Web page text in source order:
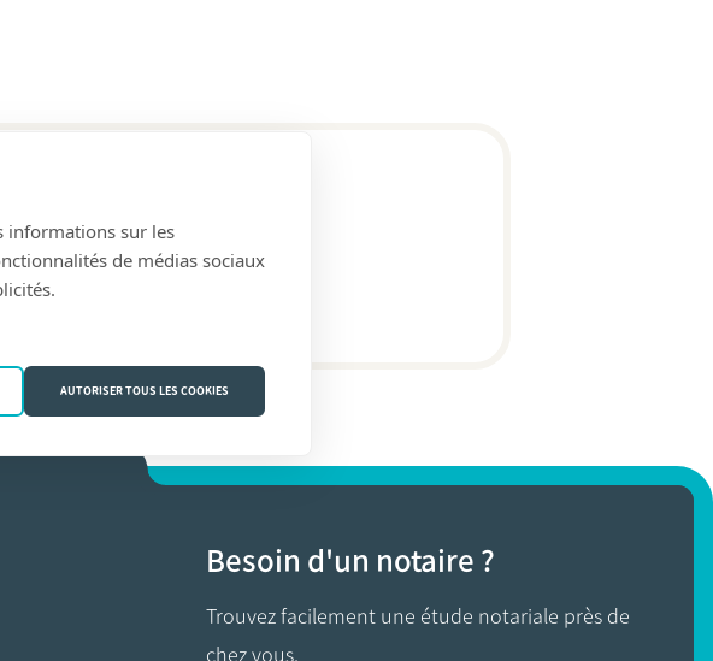
Besoin d'un notaire ?
Trouvez facilement une étude notariale près de
chez vous.
informations sur les
de médias sociaux
AUTORISER TOUS LES COOKIES